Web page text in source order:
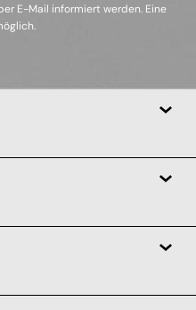
E-Mail informiert werden. Eine